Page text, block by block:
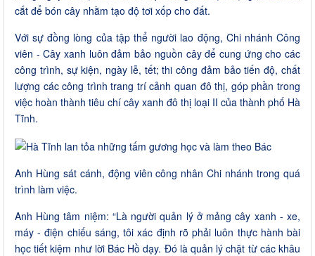
cắt để bón cây nhằm tạo độ tơi xốp cho đất.
Với sự đồng lòng của tập thể người lao động, Chi nhánh Công
viên - Cây xanh luôn đảm bảo nguồn cây để cung ứng cho các
công trình, sự kiện, ngày lễ, tết; thi công đảm bảo tiến độ, chất
lượng các công trình trang trí cảnh quan đô thị, góp phần trong
việc hoàn thành tiêu chí cây xanh đô thị loại II của thành phố Hà
Tĩnh.
Anh Hùng sát cánh, động viên công nhân Chi nhánh trong quá
trình làm việc.
Anh Hùng tâm niệm: “Là người quản lý ở mảng cây xanh - xe,
máy - điện chiếu sáng, tôi xác định rõ phải luôn thực hành bài
học tiết kiệm như lời Bác Hồ dạy. Đó là quản lý chặt từ các khâu